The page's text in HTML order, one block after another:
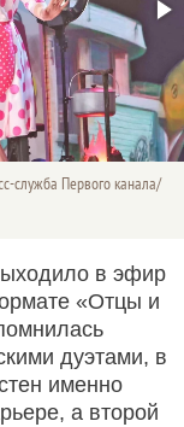
служба Первого канала/
в эфир
«Отцы и
дуэтами, в
именно
а второй